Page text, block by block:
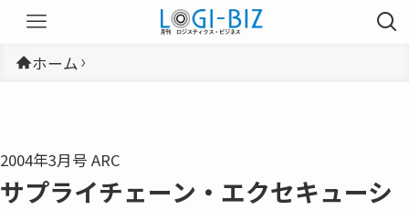
ホーム
2004年3月号 ARC
サプライチェーン・エクセキューシ